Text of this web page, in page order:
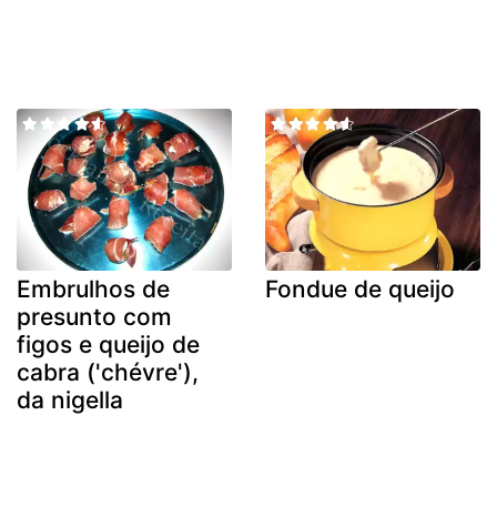
Embrulhos de
presunto com
figos e queijo de
cabra ('chévre'),
da nigella
Fondue de queijo